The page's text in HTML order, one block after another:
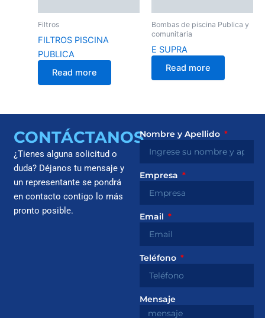
Filtros
FILTROS PISCINA
PUBLICA
Read more
Bombas de piscina Publica y
comunitaria
E SUPRA
Read more
CONTÁCTANOS
¿Tienes alguna solicitud o
duda? Déjanos tu mensaje y
un representante se pondrá
en contacto contigo lo más
pronto posible.
Nombre y Apellido
Empresa
Email
Teléfono
Mensaje